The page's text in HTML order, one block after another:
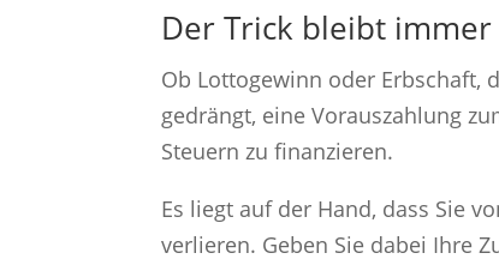
Der Trick bleibt
Ob Lottogewinn oder Erbschaft,
gedrängt, eine Vorauszahlung
Steuern zu finanzieren.
Es liegt auf der Hand, dass Sie
verlieren. Geben Sie dabei Ihre